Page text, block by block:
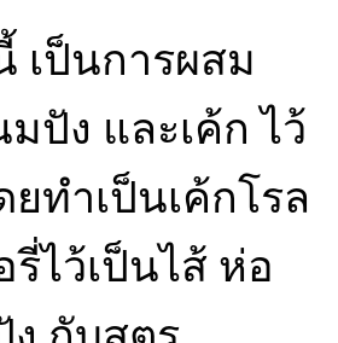
เป็นการผสม
ปัง และเค้ก ไว้
ทำเป็นเค้กโรล
รี่ไว้เป็นไส้ ห่อ